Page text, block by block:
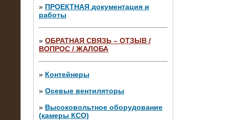
» ПРОЕКТНАЯ документация и
работы
» ОБРАТНАЯ СВЯЗЬ – ОТЗЫВ /
ВОПРОС / ЖАЛОБА
» Контейнеры
» Осевые вентиляторы
» Высоковольтное оборудование
(камеры КСО)
10.04.2015
Аренда нагрузочного модуля 4 МВт,
10 кВ